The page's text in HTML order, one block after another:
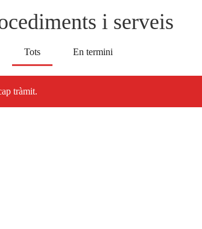
i serveis
Tots En termini
tràmit.